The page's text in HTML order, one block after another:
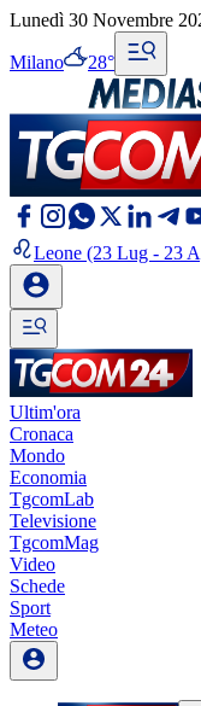
Lunedì 30 Novembre
Milano 28°
Leone (23 Lug - 23
Ultim'ora
Cronaca
Mondo
Economia
TgcomLab
Televisione
TgcomMag
Video
Schede
Sport
Meteo